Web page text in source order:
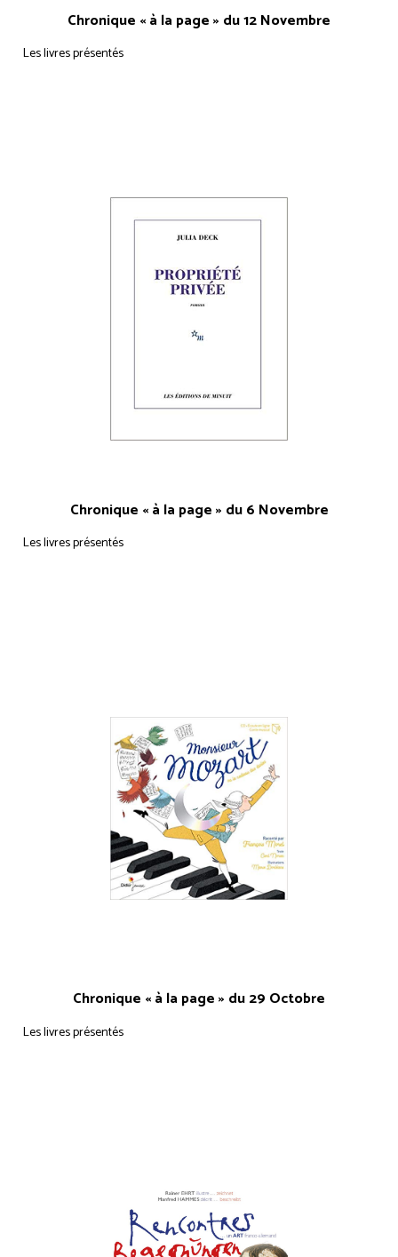
Chronique « à la page » du 12 Novembre
Les livres présentés
Chronique « à la page » du 6 Novembre
Les livres présentés
Chronique « à la page » du 29 Octobre
Les livres présentés